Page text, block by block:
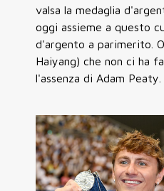
valsa la medaglia
oggi assieme a questo
d'argento a parimerito.
Haiyang) che non ci ha
l'assenza di Adam Peaty.